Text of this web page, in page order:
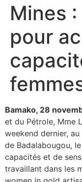
Mines
pour
Bamako, 28
et du Pétrole, Mme
weekend dernier,
de Badalabougou,
capacités et de
travaillant dans les